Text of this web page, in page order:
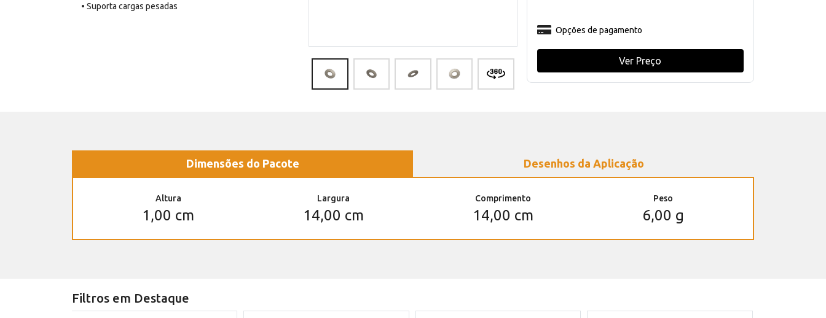
• Suporta cargas pesadas
Opções de pagamento
Ver Preço
Dimensões do Pacote Desenhos da Aplicação
Altura
1,00 cm
Largura
14,00 cm
Comprimento
14,00 cm
Peso
6,00 g
Filtros em Destaque